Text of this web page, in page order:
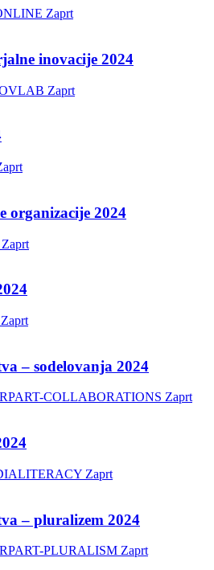
Zaprt
inovacije 2024
Zaprt
organizacije 2024
Zaprt
Zaprt
– sodelovanja 2024
COLLABORATIONS Zaprt
Zaprt
– pluralizem 2024
PLURALISM Zaprt